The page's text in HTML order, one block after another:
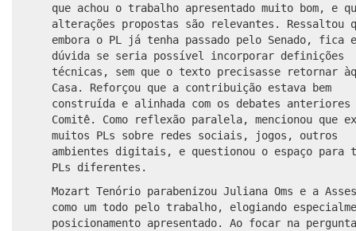
que achou o trabalho apresentado muito bom, e
alterações propostas são relevantes. Ressaltou
embora o PL já tenha passado pelo Senado, fica
dúvida se seria possível incorporar definições
técnicas, sem que o texto precisasse retornar
Casa. Reforçou que a contribuição estava bem
construída e alinhada com os debates anteriores
Comitê. Como reflexão paralela, mencionou que
muitos PLs sobre redes sociais, jogos, outros
ambientes digitais, e questionou o espaço para
PLs diferentes.
Mozart Tenório parabenizou Juliana Oms e a
como um todo pelo trabalho, elogiando
posicionamento apresentado. Ao focar na pergunta